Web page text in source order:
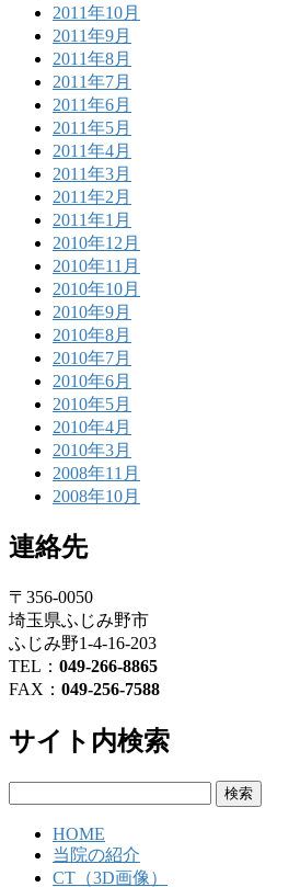
2011年10月
2011年9月
2011年8月
2011年7月
2011年6月
2011年5月
2011年4月
2011年3月
2011年2月
2011年1月
2010年12月
2010年11月
2010年10月
2010年9月
2010年8月
2010年7月
2010年6月
2010年5月
2010年4月
2010年3月
2008年11月
2008年10月
連絡先
〒356-0050
埼玉県ふじみ野市
ふじみ野1-4-16-203
TEL： 049-266-8865
FAX： 049-256-7588
サイト内検索
HOME
当院の紹介
CT（3D画像）